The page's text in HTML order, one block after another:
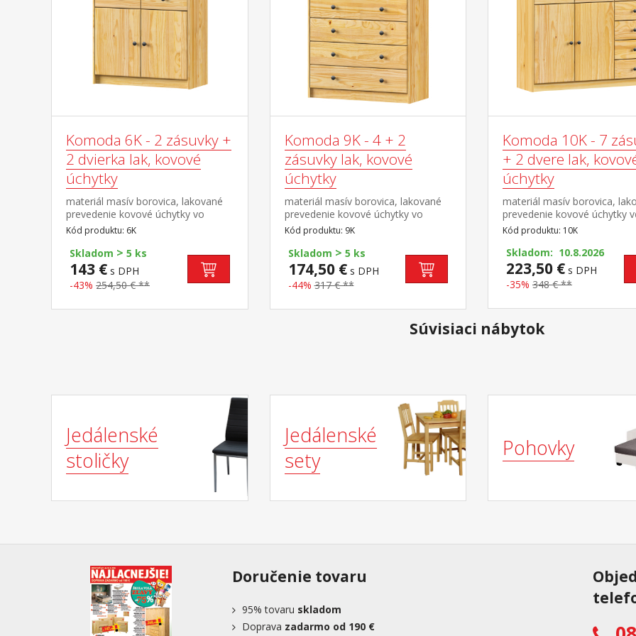
Komoda 6K - 2 zásuvky +
2 dvierka lak, kovové
úchytky
materiál masív borovica, lakované
prevedenie kovové úchytky vo
farebnom prevedení černená
mosadz 2 zásuvky s kovovými
pojazdmi, skrinka s dvierkami a
variabilnou policou hĺbka zásuvky
27,5 cm
Kód produktu: 6K
Skladom > 5 ks
143 € s DPH
-43% 254,50 € **
Komoda 9K - 4 + 2
zásuvky lak, kovové
úchytky
materiál masív borovica, lakované
prevedenie kovové úchytky vo
farebnom prevedení černená
mosadz 2 úzke a 4 široké zásuvky s
kovovými pojazdmi
Kód produktu: 9K
Skladom > 5 ks
174,50 €s DPH
-44% 317 € **
Komoda 10K - 7
+ 2 dvere lak,
úchytky
materiál masív borovica,
prevedenie kovové úchytky
farebnom prevedení černená
mosadz 7 zásuviek s
pojazdmi 2 dvierka, 1
polica
Kód produktu: 10K
Skladom: 10.8.2026
223,50 € s DPH
-35% 348 € **
Súvisiaci nábytok
Jedálenské
stoličky
Jedálenské
sety
Pohovky
Doručenie tovaru
95% tovaru skladom
Doprava zadarmo od 190 €